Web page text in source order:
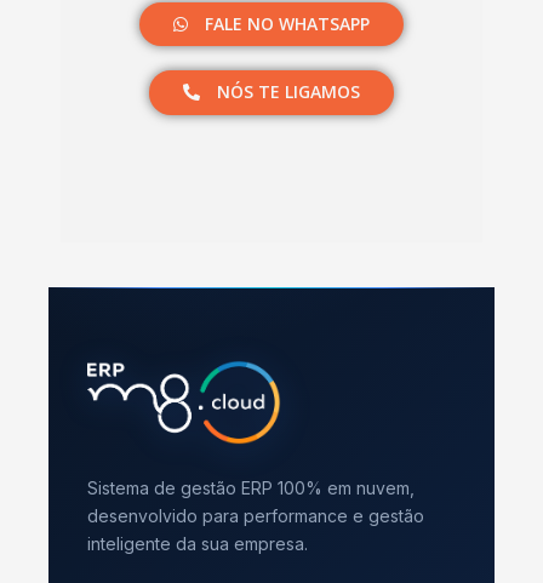
FALE NO WHATSAPP
NÓS TE LIGAMOS
Sistema de gestão ERP 100% em nuvem,
desenvolvido para performance e gestão
inteligente da sua empresa.